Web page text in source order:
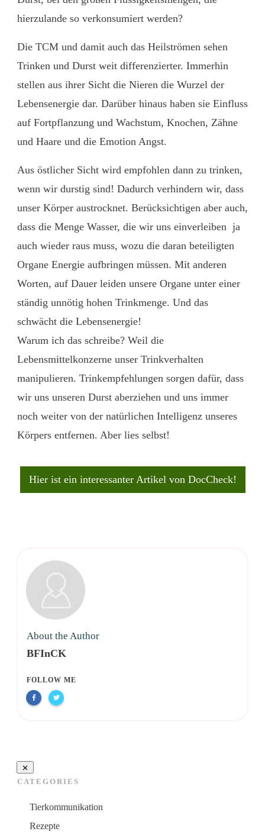
hierzulande so verkonsumiert werden?
Die TCM und damit auch das Heilströmen sehen
Trinken und Durst weit differenzierter. Immerhin
stellen aus ihrer Sicht die Nieren die Wurzel der
Lebensenergie dar. Darüber hinaus haben sie Einfluss
auf Fortpflanzung und Wachstum, Knochen, Zähne
und Haare und die Emotion Angst.
Aus östlicher Sicht wird empfohlen dann zu trinken,
wenn wir durstig sind! Dadurch verhindern wir, dass
unser Körper austrocknet. Berücksichtigen aber auch,
dass die Menge Wasser, die wir uns einverleiben ja
auch wieder raus muss, wozu die daran beteiligten
Organe Energie aufbringen müssen. Mit anderen
Worten, auf Dauer leiden unsere Organe unter einer
ständig unnötig hohen Trinkmenge. Und das
schwächt die Lebensenergie!
Warum ich das schreibe? Weil die
Lebensmittelkonzerne unser Trinkverhalten
manipulieren. Trinkempfehlungen sorgen dafür, dass
wir uns unseren Durst aberziehen und uns immer
noch weiter von der natürlichen Intelligenz unseres
Körpers entfernen. Aber lies selbst!
Hier ist ein interessanter Artikel von DocCheck!
About the Author
BFInCK
FOLLOW ME
CATEGORIES
Tierkommunikation
Rezepte